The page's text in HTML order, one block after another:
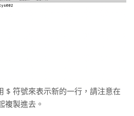
$ 符號來表示新的一行，請注意在
複製進去。